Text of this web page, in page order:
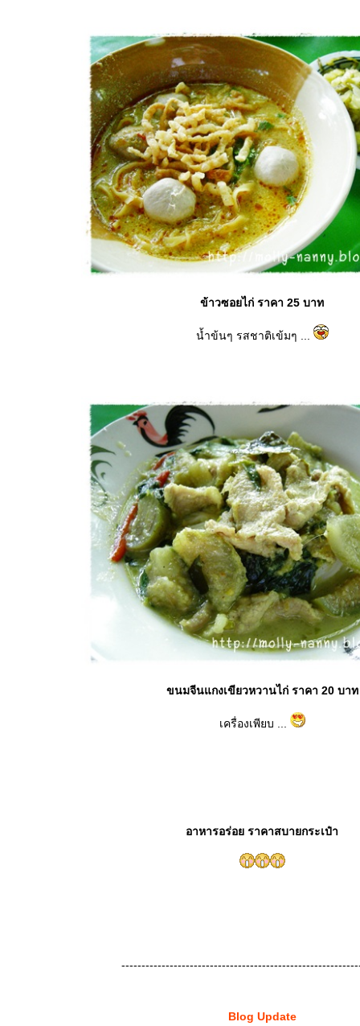
ข้าวซอยไก่ ราคา 25 บาท
น้ำข้นๆ รสชาติเข้มๆ ...
ขนมจีนแกงเขียวหวานไก่ ราคา 20 บาท
เครื่องเพียบ ...
อาหารอร่อย ราคาสบายกระเป๋า
Blog Update